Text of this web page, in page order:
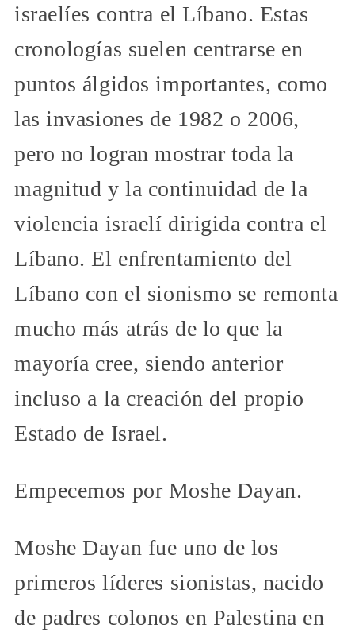
israelíes contra el Líbano. Estas
cronologías suelen centrarse en
puntos álgidos importantes, como
las invasiones de 1982 o 2006,
pero no logran mostrar toda la
magnitud y la continuidad de la
violencia israelí dirigida contra el
Líbano. El enfrentamiento del
Líbano con el sionismo se remonta
mucho más atrás de lo que la
mayoría cree, siendo anterior
incluso a la creación del propio
Estado de Israel.
Empecemos por Moshe Dayan.
Moshe Dayan fue uno de los
primeros líderes sionistas, nacido
de padres colonos en Palestina en